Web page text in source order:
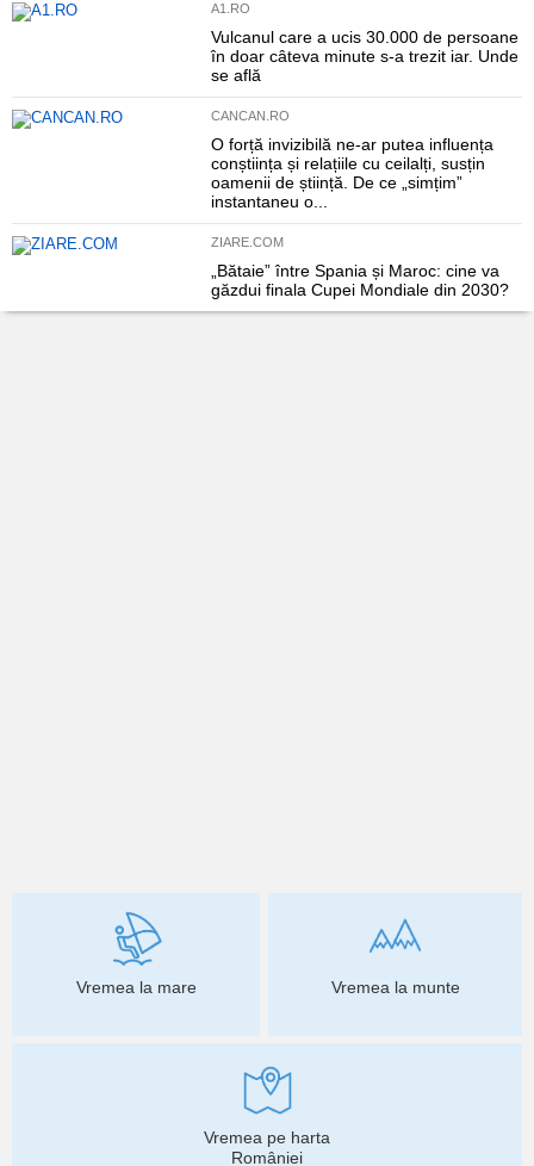
A1.RO
Vulcanul care a ucis 30.000 de persoane
în doar câteva minute s-a trezit iar. Unde
se află
CANCAN.RO
O forță invizibilă ne-ar putea influența
conștiința și relațiile cu ceilalți, susțin
oamenii de știință. De ce „simțim”
instantaneu o...
ZIARE.COM
„Bătaie” între Spania și Maroc: cine va
găzdui finala Cupei Mondiale din 2030?
Vremea la mare Vremea la munte
Vremea pe harta
României